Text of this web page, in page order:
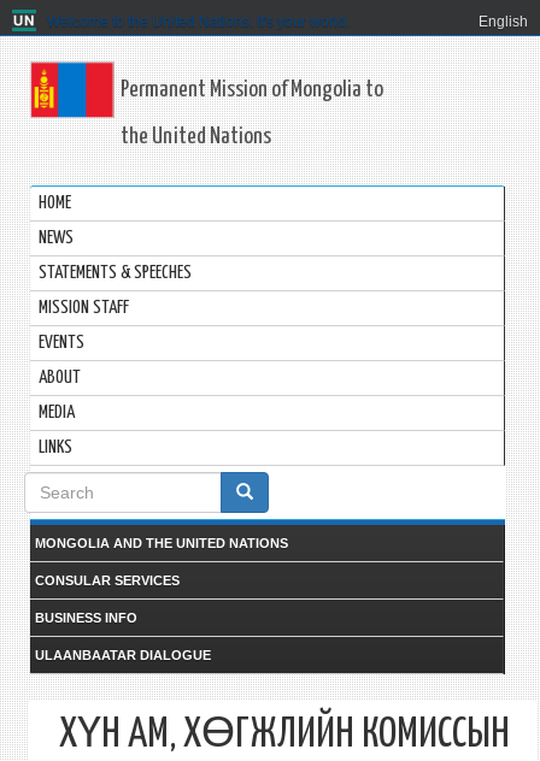
Welcome to the United Nations. It's your world. English
Permanent Mission of Mongolia to
the United Nations
HOME
NEWS
STATEMENTS & SPEECHES
MISSION STAFF
EVENTS
ABOUT
MEDIA
LINKS
Search
form
MONGOLIA AND THE UNITED NATIONS
CONSULAR SERVICES
BUSINESS INFO
ULAANBAATAR DIALOGUE
ХҮН АМ, ХӨГЖЛИЙН КОМИССЫН